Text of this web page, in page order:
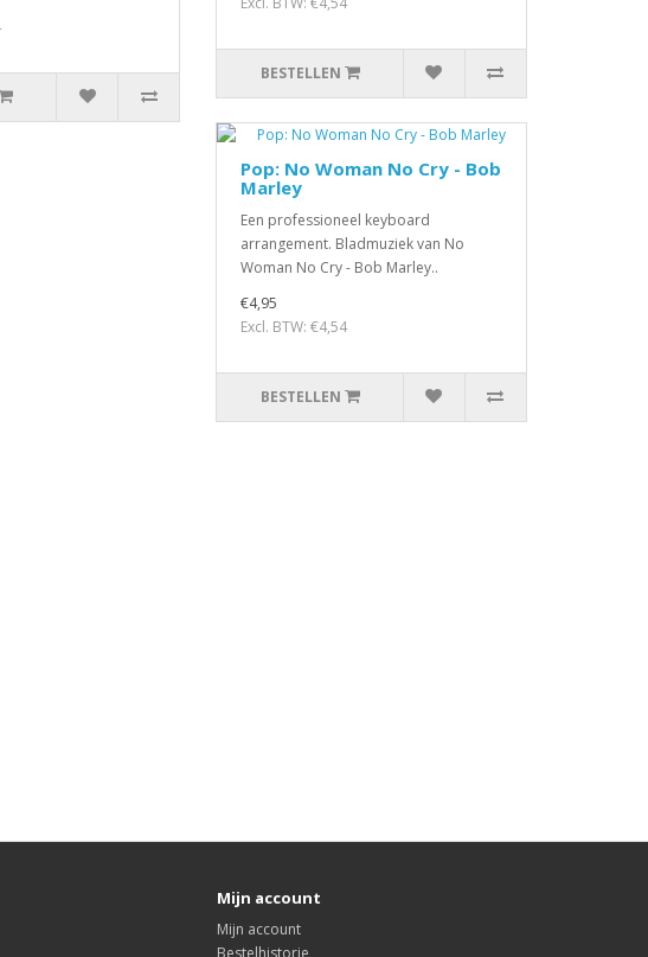
BESTELLEN
Pop: No Woman No Cry - Bob
Marley
Een professioneel keyboard
arrangement. Bladmuziek van No
Woman No Cry - Bob Marley..
€4,95
Excl. BTW: €4,54
BESTELLEN
Mijn account
Mijn account
Bestelhistorie